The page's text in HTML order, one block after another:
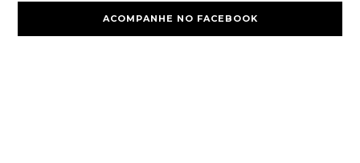
ACOMPANHE NO FACEBOOK